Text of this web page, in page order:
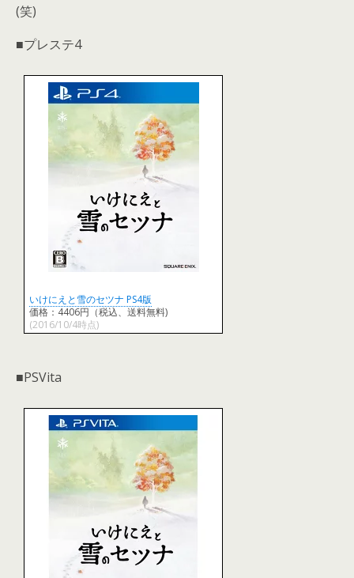
(笑)
■プレステ4
いけにえと雪のセツナ PS4版
価格：4406円（税込、送料無料)
(2016/10/4時点)
■PSVita